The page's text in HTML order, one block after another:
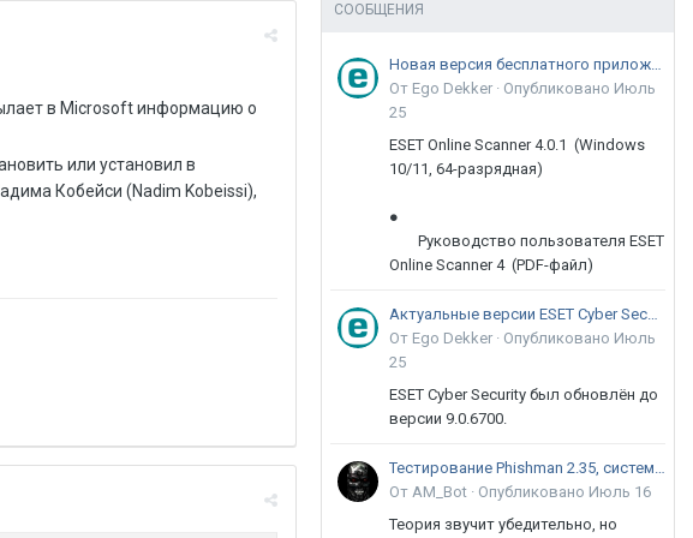
в Microsoft информацию о
или установил в
Кобейси (Nadim Kobeissi),
СООБЩЕНИЯ
Новая версия бесплатного приложения ESET Online Scanner доступна пользователям
От Ego Dekker · Опубликовано Июль
25
ESET Online Scanner 4.0.1 (Windows
10/11, 64-разрядная)
●
Руководство пользователя ESET
Online Scanner 4 (PDF-файл)
Актуальные версии ESET Cyber Security 9
От Ego Dekker · Опубликовано Июль
25
ESET Cyber Security был обновлён до
версии 9.0.6700.
Тестирование Phishman 2.35, системы повышения осведомлённости пользователей в сфере ИБ
От AM_Bot · Опубликовано Июль 16
Теория звучит убедительно, но